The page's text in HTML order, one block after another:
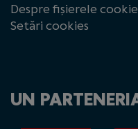
Despre fișierele
Setări cookies
UN